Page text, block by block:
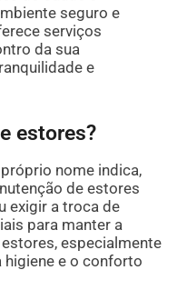
seguro e
serviços
da sua
e
estores?
nome indica,
de estores
exigir a troca de
para manter a
especialmente
higiene e o conforto